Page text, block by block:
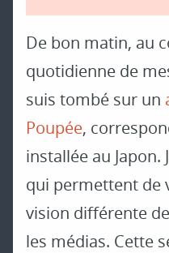
De bon matin, au
quotidienne de
suis tombé sur un
Poupée,
installée au Japon.
qui permettent de
vision différente
les médias. Cette